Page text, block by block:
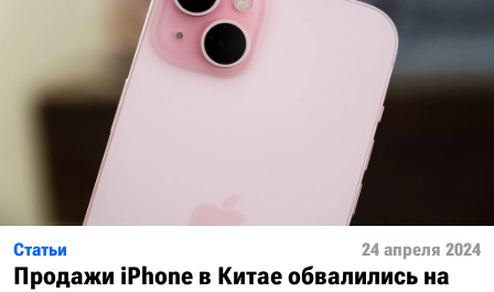
Статьи 24 апреля 2024
Продажи iPhone в Китае обвалились на